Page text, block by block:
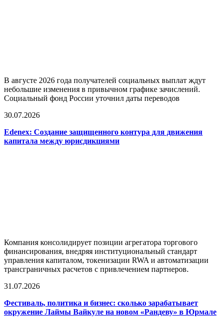
В августе 2026 года получателей социальных выплат ждут
небольшие изменения в привычном графике зачислений.
Социальный фонд России уточнил даты переводов
30.07.2026
Edenex: Создание защищенного контура для движения
капитала между юрисдикциями
Компания консолидирует позиции агрегатора торгового
финансирования, внедряя институциональный стандарт
управления капиталом, токенизации RWA и автоматизации
трансграничных расчетов с привлечением партнеров.
31.07.2026
Фестиваль, политика и бизнес: сколько зарабатывает
окружение Лаймы Вайкуле на новом «Рандеву» в Юрмале